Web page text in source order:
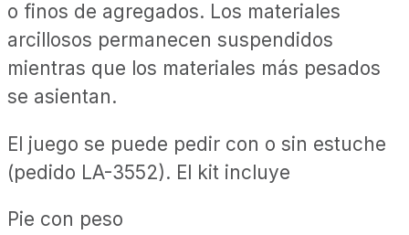
o finos de agregados. Los materiales
arcillosos permanecen suspendidos
mientras que los materiales más pesados ​​
se asientan.
El juego se puede pedir con o sin estuche
(pedido LA-3552). El kit incluye
Pie con peso